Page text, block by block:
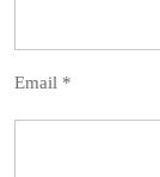
Email *